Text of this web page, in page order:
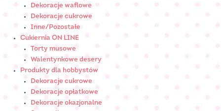
Dekoracje waflowe
Dekoracje cukrowe
Inne/Pozostałe
Cukiernia ON LINE
Torty musowe
Walentynkowe desery
Produkty dla hobbystów
Dekoracje cukrowe
Dekoracje opłatkowe
Dekoracje okazjonalne